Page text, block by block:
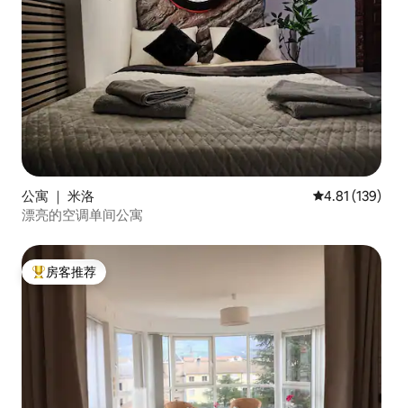
公寓 ｜ 米洛 平均评分 4.81
4.81 (139)
漂亮的空调单间公寓
热门「房客推荐」
房客推荐